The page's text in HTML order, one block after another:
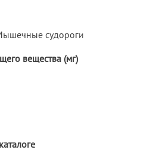
судороги
вещества (мг)